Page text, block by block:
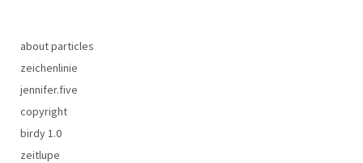
about particles
zeichenlinie
jennifer.five
copyright
birdy 1.0
zeitlupe